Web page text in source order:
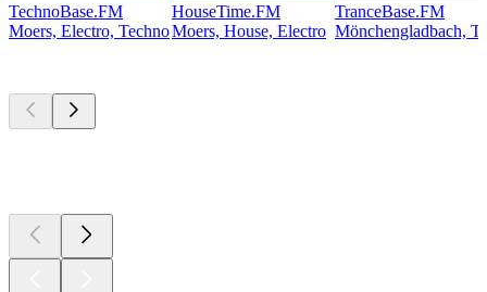
TechnoBase.FM
Moers, Electro, Techno
HouseTime.FM
Moers, House, Electro
TranceBase.FM
Mönchengladbach,